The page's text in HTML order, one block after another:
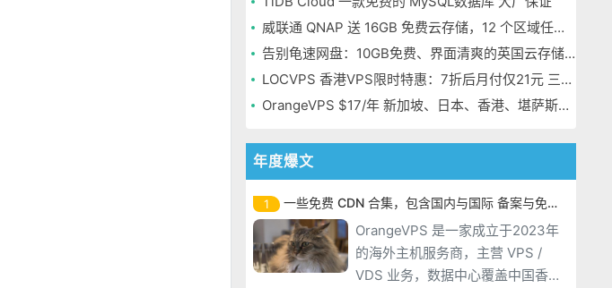
威联通 QNAP 送 16GB 免费云存储，12 个区域任选，邮箱注册即可
告别龟速网盘：10GB免费、界面清爽的英国云存储Icedrive体验
LOCVPS 香港VPS限时特惠：7折后月付仅21元 三网优化BGP线路 可选原生IP
OrangeVPS $17/年 新加坡、日本、香港、堪萨斯机房
年度爆文
1 一些免费 CDN 合集，包含国内与国际 备案与免备案
OrangeVPS 是一家成立于2023年
的海外主机服务商，主营 VPS /
VDS 业务，数据中心覆盖中国香